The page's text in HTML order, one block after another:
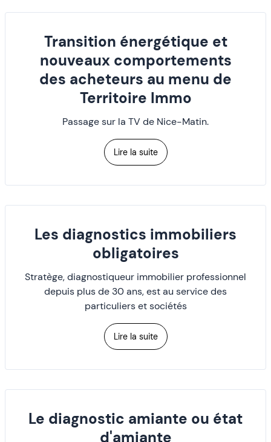
Transition énergétique et
nouveaux comportements
des acheteurs au menu de
Territoire Immo
Passage sur la TV de Nice-Matin.
Lire la suite
Les diagnostics immobiliers
obligatoires
Stratège, diagnostiqueur immobilier professionnel
depuis plus de 30 ans, est au service des
particuliers et sociétés
Lire la suite
Le diagnostic amiante ou état
d'amiante